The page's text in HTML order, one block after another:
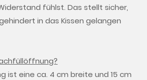
fühlst. Das stellt sicher,
in das Kissen gelangen
ist eine ca. 4 cm breite und 15 cm